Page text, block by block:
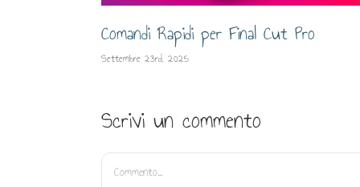
Comandi Rapidi per Final Cut Pro
Settembre 23rd, 2025
Scrivi un commento
Commento